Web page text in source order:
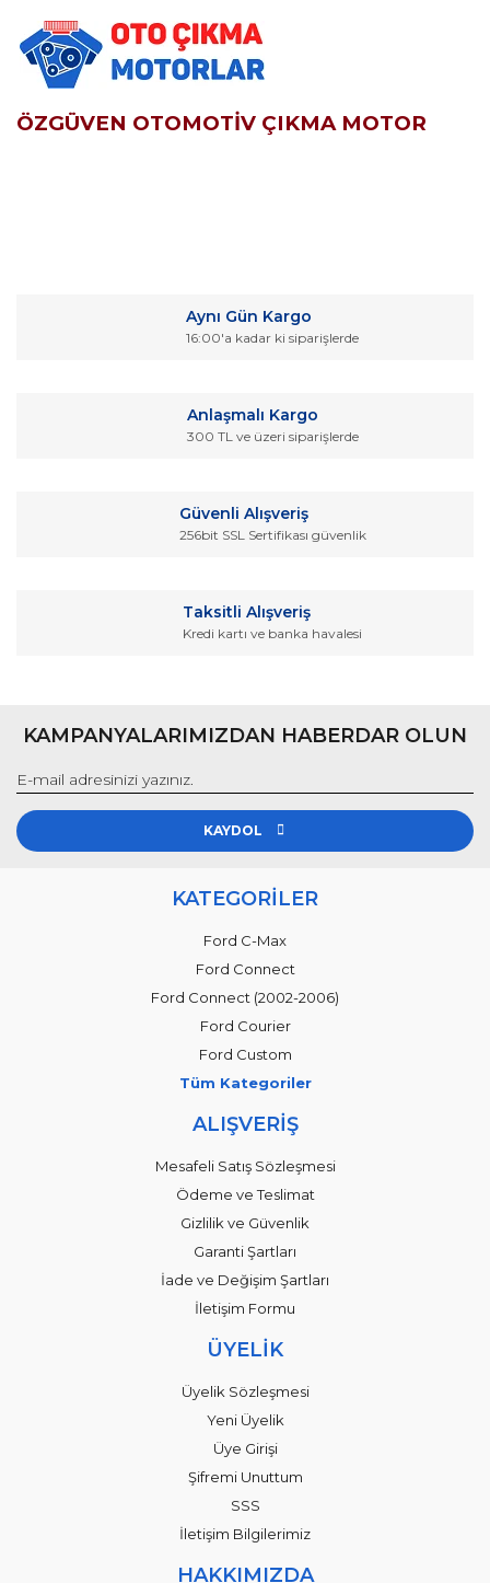
ÖZGÜVEN OTOMOTİV ÇIKMA MOTOR
Görüş ve önerileriniz için teşekkür ederiz.
Ürün bilgilerinde hatalar bulunuyor.
Gönder
Aynı Gün Kargo
16:00'a kadar ki siparişlerde
Anlaşmalı Kargo
300 TL ve üzeri siparişlerde
Güvenli Alışveriş
256bit SSL Sertifikası güvenlik
Taksitli Alışveriş
Kredi kartı ve banka havalesi
KAMPANYALARIMIZDAN HABERDAR OLUN
KAYDOL
KATEGORİLER
Ford C-Max
Ford Connect
Ford Connect (2002-2006)
Ford Courier
Ford Custom
Tüm Kategoriler
ALIŞVERİŞ
Mesafeli Satış Sözleşmesi
Ödeme ve Teslimat
Gizlilik ve Güvenlik
Garanti Şartları
İade ve Değişim Şartları
İletişim Formu
ÜYELİK
Üyelik Sözleşmesi
Yeni Üyelik
Üye Girişi
Şifremi Unuttum
SSS
İletişim Bilgilerimiz
HAKKIMIZDA